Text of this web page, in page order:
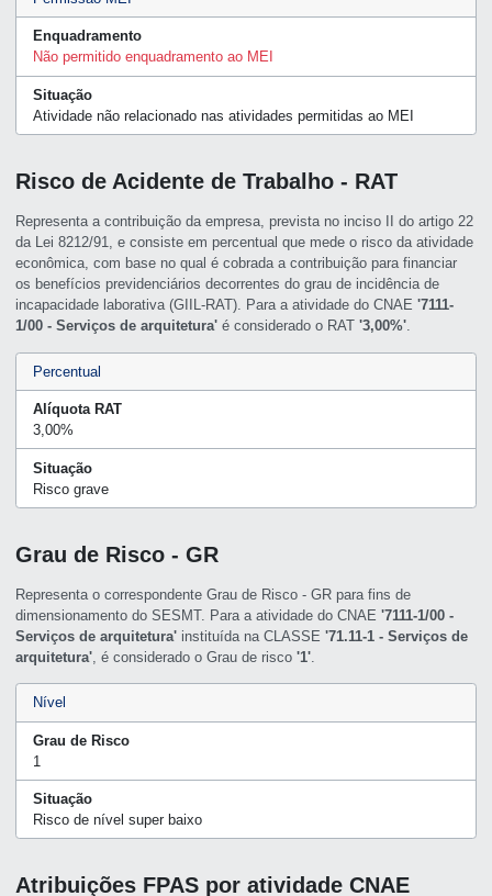
Enquadramento
Não permitido enquadramento ao MEI
Situação
Atividade não relacionado nas atividades permitidas ao MEI
Risco de Acidente de Trabalho - RAT
Representa a contribuição da empresa, prevista no inciso II do artigo 22
da Lei 8212/91, e consiste em percentual que mede o risco da atividade
econômica, com base no qual é cobrada a contribuição para financiar
os benefícios previdenciários decorrentes do grau de incidência de
incapacidade laborativa (GIIL-RAT). Para a atividade do CNAE'7111-
1/00 - Serviços de arquitetura' é considerado o RAT'3,00%'.
Percentual
Alíquota RAT
3,00%
Situação
Risco grave
Grau de Risco - GR
Representa o correspondente Grau de Risco - GR para fins de
dimensionamento do SESMT. Para a atividade do CNAE'7111-1/00 -
Serviços de arquitetura' instituída na CLASSE'71.11-1 - Serviços de
arquitetura' , é considerado o Grau de risco'1'
Nível
Grau de Risco
1
Situação
Risco de nível super baixo
Atribuições FPAS por atividade CNAE